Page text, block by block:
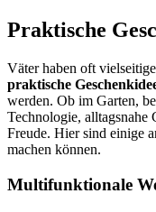
Praktische
Väter haben oft
praktische
werden. Ob im Garten,
Technologie, alltagsnahe
Freude. Hier sind einige
machen können.
Multifunktionale